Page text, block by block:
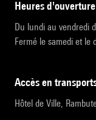
heures d'ouverture
Du lundi au vendredi
Fermé le samedi et le
accès en
Hôtel de Ville,